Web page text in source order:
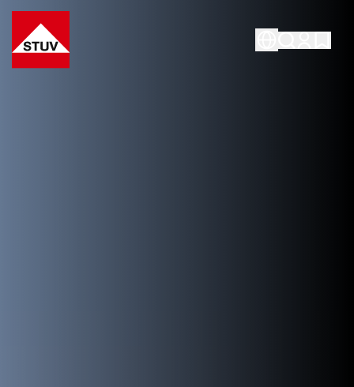
Go To the Homepage